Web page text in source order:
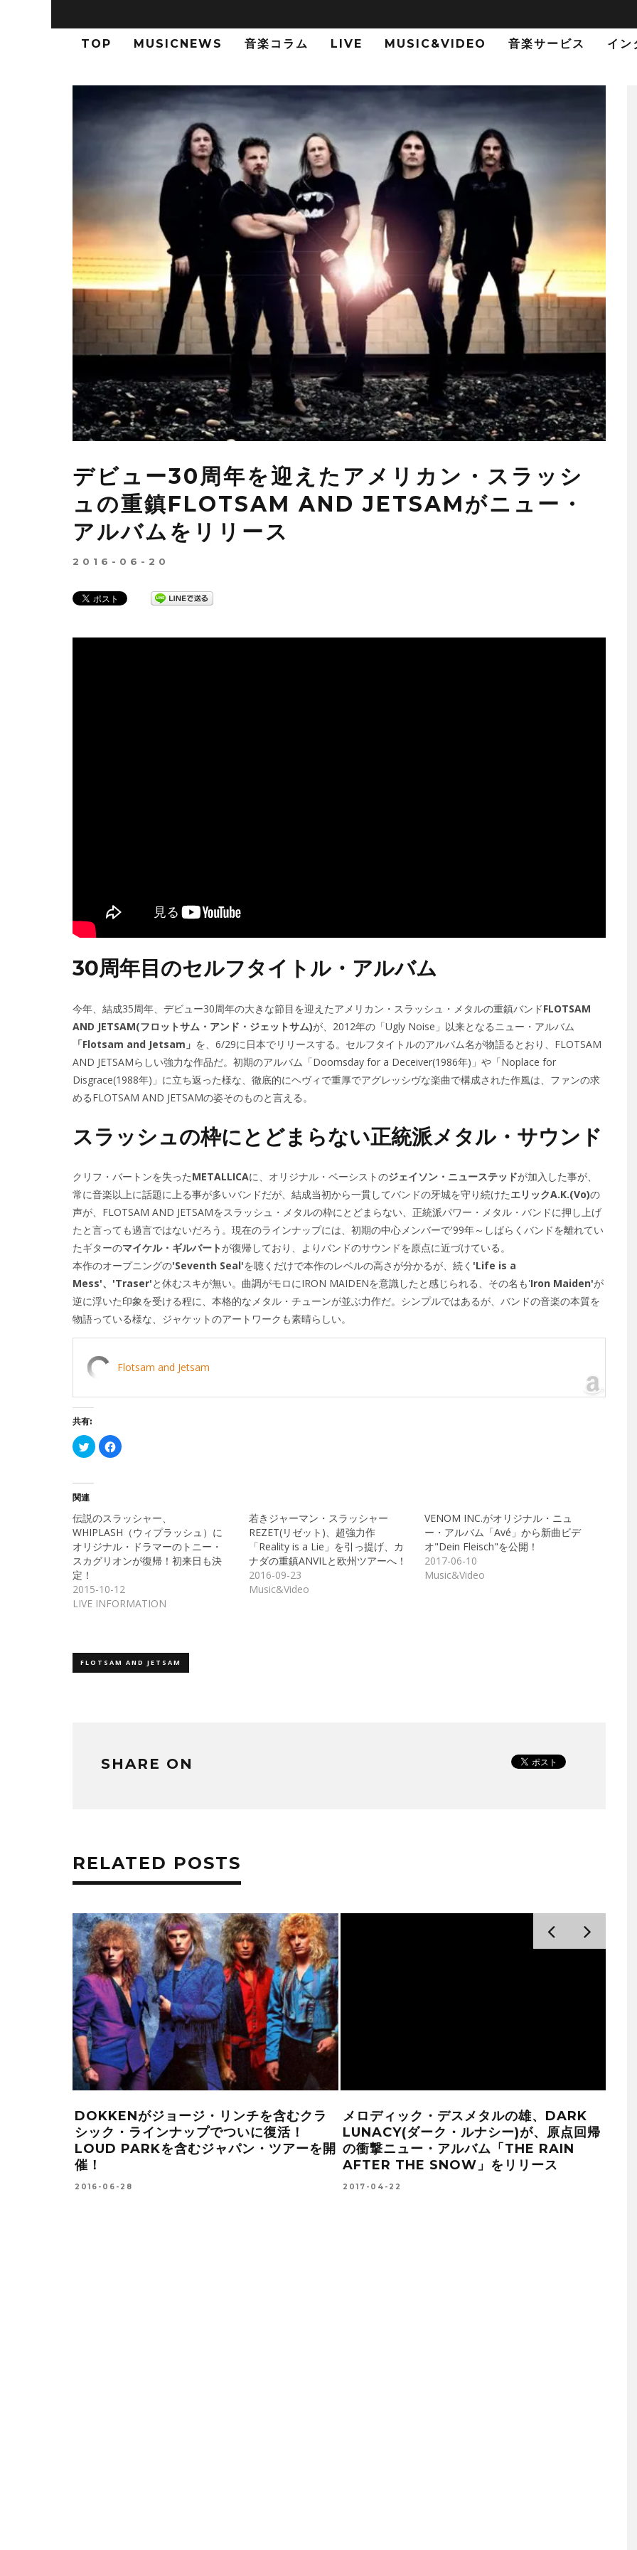
TOP MUSICNEWS 音楽コラム LIVE MUSIC&VIDEO 音楽サービス イン
デビュー30周年を迎えたアメリカン・スラッシ
ュの重鎮FLOTSAM AND JETSAMがニュー・
アルバムをリリース
2016-06-20
30周年目のセルフタイトル・アルバム
今年、結成35周年、デビュー30周年の大きな節目を迎えたアメリカン・スラッシュ・メタルの重鎮バンドFLOTSAM
AND JETSAM(フロットサム・アンド・ジェットサム)が、2012年の「Ugly Noise」以来となるニュー・アルバム
「Flotsam and Jetsam」 を、6/29に日本でリリースする。セルフタイトルのアルバム名が物語るとおり、FLOTSAM
AND JETSAMらしい強力な作品だ。初期のアルバム「Doomsday for a Deceiver(1986年)」や「Noplace for
Disgrace(1988年)」に立ち返った様な、徹底的にヘヴィで重厚でアグレッシヴな楽曲で構成された作風は、ファンの求
めるFLOTSAM AND JETSAMの姿そのものと言える。
スラッシュの枠にとどまらない正統派メタル・サウンド
クリフ・バートンを失ったMETALLICAに、オリジナル・ベーシストのジェイソン・ニューステッドが加入した事が、
常に音楽以上に話題に上る事が多いバンドだが、結成当初から一貫してバンドの牙城を守り続けたエリックA.K.(Vo)の
声が、FLOTSAM AND JETSAMをスラッシュ・メタルの枠にとどまらない、正統派パワー・メタル・バンドに押し上げ
たと言っても過言ではないだろう。現在のラインナップには、初期の中心メンバーで'99年～しばらくバンドを離れてい
たギターのマイケル・ギルバートが復帰しており、よりバンドのサウンドを原点に近づけている。
本作のオープニングの'Seventh Seal'を聴くだけで本作のレベルの高さが分かるが、続く 'Life is a
Mess'、'Traser'と休むスキが無い。曲調がモロにIRON MAIDENを意識したと感じられる、その名も'Iron Maiden'が
逆に浮いた印象を受ける程に、本格的なメタル・チューンが並ぶ力作だ。シンプルではあるが、バンドの音楽の本質を
物語っている様な、ジャケットのアートワークも素晴らしい。
Flotsam and Jetsam
共有:
ク
リ
て
共
有
(新
し
い
ウ
ィ
ウ
で
開
Facebook
で
ク
リ
ッ
ク
し
て
く
い
(新
し
ウ
で
開
関連
伝説のスラッシャー、
WHIPLASH（ウィプラッシュ）に
オリジナル・ドラマーのトニー・
スカグリオンが復帰！初来日も決
定！
2015-10-12
LIVE INFORMATION
若きジャーマン・スラッシャー
REZET(リゼット)、超強力作
「Reality is a Lie」を引っ提げ、カ
ナダの重鎮ANVILと欧州ツアーへ！
2016-09-23
Music&Video
VENOM INC.がオリジナル・ニュ
ー・アルバム「Avé」から新曲ビデ
オ"Dein Fleisch"を公開！
2017-06-10
Music&Video
FLOTSAM AND JETSAM
SHARE ON
RELATED POSTS
DOKKENがジョージ・リンチを含むクラ
シック・ラインナップでついに復活！
LOUD PARKを含むジャパン・ツアーを開
催！
2016-06-28
メロディック・デスメタルの雄、DARK
LUNACY(ダーク・ルナシー)が、原点回帰
の衝撃ニュー・アルバム「THE RAIN
AFTER THE SNOW」をリリース
2017-04-22